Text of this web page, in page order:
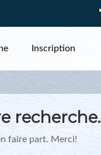
Inscription
recherche.
faire part. Merci!